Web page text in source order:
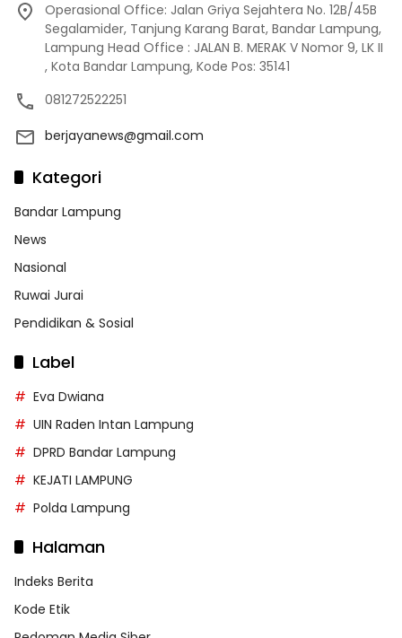
Operasional Office: Jalan Griya Sejahtera No. 12B/45B
Segalamider, Tanjung Karang Barat, Bandar Lampung,
Lampung Head Office : JALAN B. MERAK V Nomor 9, LK II
, Kota Bandar Lampung, Kode Pos: 35141
081272522251
berjayanews@gmail.com
Kategori
Bandar Lampung
News
Nasional
Ruwai Jurai
Pendidikan & Sosial
Label
Eva Dwiana
UIN Raden Intan Lampung
DPRD Bandar Lampung
KEJATI LAMPUNG
Polda Lampung
Halaman
Indeks Berita
Kode Etik